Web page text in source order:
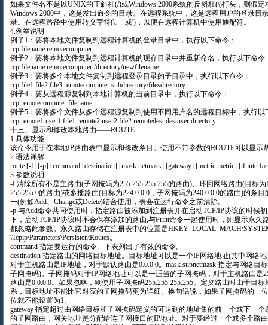
如果文件名不是以UNIX的正斜杠(/)或Windows 2000系统的反斜杠(\)打头，则假
Windows 2000中，这是发出命令的目录。在远程系统中，这是远程用户的登录目
录。在远程路径中使用转义字符(\、"或')，以便在远程计算机中使用通配符。
4.例举说明
例子1：要将本地文件复制到远程计算机的登录目录中，执行以下命令：
rcp filename remotecomputer
例子2：要将本地文件复制到远程计算机的现存目录中并重新命名，执行以下命令
rcp filename remotecomputer /directory/newfilename
例子3：要将多个本地文件复制到远程登录目录的子目录中，执行以下命令：
rcp file1 file2 file3 remotecomputer subdirectory/filesdirectory
例子4：要从远程源复制到本地计算机的当前目录中，执行以下命令：
rcp remotecomputer filename
例子5：要将多个文件从多个远程源复制到使用不同用户名的远程目标中，执行以
rcp remote1.user1 file1 remote2.user2 file2 remotedest.destuser directory
十三、显示和修改本地路由——ROUTE
1.具体功能
该命令用于在本地IP路由表中显示和修改条目。使用不带参数的ROUTE可以显示
2.语法详解
route [-f] [-p] [command [destination] [mask netmask] [gateway] [metric metric] [if
3.参数说明
-f 清除所有不是主路由(子网掩码为255.255.255.255的路由)、环回网络路由(目标为
255.255.0的路由)或多播路由(目标为224.0.0.0，子网掩码为240.0.0.0的路由)的条
一(例如Add、Change或Delete)结合使用，表会在运行命令之前清除。
-p 与Add命令共同使用时，指定路由被添加到注册表并在启动TCP/IP协议的时候
下，启动TCP/IP协议时不会保存添加的路由,与Print命令一起使用时，则显示永久
都忽略此参数。永久路由存储在注册表中的位置是
\Tcpip\Parameters\PersistentRoutes。
command 指定要运行的命令。下表列出了有效的命令。
destination 指定路由的网络目标地址。目标地址可以是一个IP网络地址(其中网络
对于主机路由是IP地址，对于默认路由是0.0.0.0。mask subnetmask 指定与网络目
子网掩码)。子网掩码对于IP网络地址可以是一适当的子网掩码，对于主机路由是
路由是0.0.0.0。如果忽略，则使用子网掩码255.255.255.255。定义路由时由于目
系，目标地址不能比它对应的子网掩码更为详细。换句话说，如果子网掩码的一
位就不能设置为1。
gateway 指定超过由网络目标和子网掩码定义的可达到的地址集的前一个或下一
的子网路由，网关地址是分配给连子网接口的IP地址。对于要经过一个或多个路